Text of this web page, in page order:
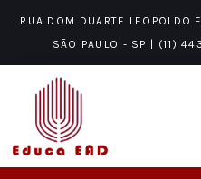
RUA DOM DUARTE
SÃO PAULO - SP | (11)